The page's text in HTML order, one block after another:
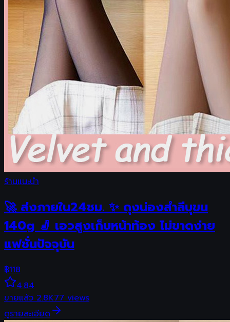
ร้านแนะนำ
🚀 ส่งภายใน24ชม. ✨ ถุงน่องสำลีบุขน
140g 🧦 เอวสูงเก็บหน้าท้อง ไม่ขาดง่าย
แฟชั่นปัจจุบัน
฿118
4.84
ขายแล้ว2.8K77views
ดูรายละเอียด